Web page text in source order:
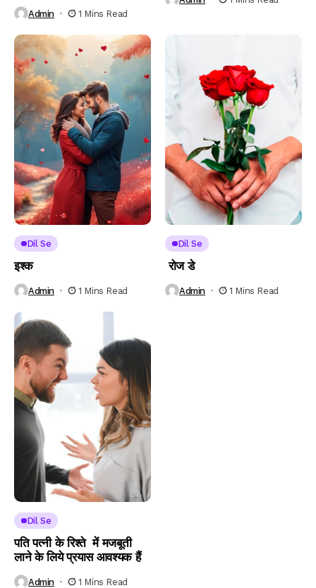
Admin 1 Mins Read
Dil Se
इश्क
Admin 1 Mins Read
Dil Se
रोज डे
Admin 1 Mins Read
Dil Se
पति पत्नी के रिश्ते में मजबूती
लाने के लिये प्रयास आवश्यक हैं
Admin 1 Mins Read